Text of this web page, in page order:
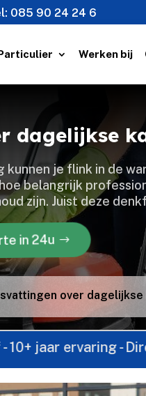
085 90 24 24 6
Werken bij
dagelijkse
je flink in de
belangrijk
zijn.​ Juist deze
in 24u
over
- Direct